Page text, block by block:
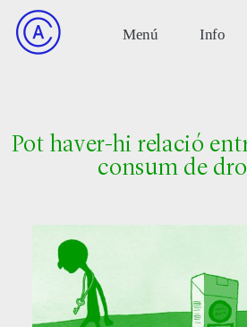
Pot haver-hi relació
consum de